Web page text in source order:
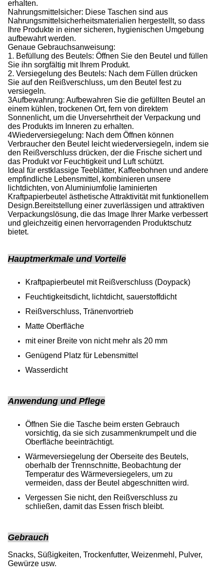
erhalten.
Nahrungsmittelsicher: Diese Taschen sind aus
Nahrungsmittelsicherheitsmaterialien hergestellt, so dass
Ihre Produkte in einer sicheren, hygienischen Umgebung
aufbewahrt werden.
Genaue Gebrauchsanweisung:
1. Befüllung des Beutels: Öffnen Sie den Beutel und füllen
Sie ihn sorgfältig mit Ihrem Produkt.
2. Versiegelung des Beutels: Nach dem Füllen drücken
Sie auf den Reißverschluss, um den Beutel fest zu
versiegeln.
3Aufbewahrung: Aufbewahren Sie die gefüllten Beutel an
einem kühlen, trockenen Ort, fern von direktem
Sonnenlicht, um die Unversehrtheit der Verpackung und
des Produkts im Inneren zu erhalten.
4Wiederversiegelung: Nach dem Öffnen können
Verbraucher den Beutel leicht wiederversiegeln, indem sie
den Reißverschluss drücken, der die Frische sichert und
das Produkt vor Feuchtigkeit und Luft schützt.
Ideal für erstklassige Teeblätter, Kaffeebohnen und andere
empfindliche Lebensmittel, kombinieren unsere
lichtdichten, von Aluminiumfolie laminierten
Kraftpapierbeutel ästhetische Attraktivität mit funktionellem
Design.Bereitstellung einer zuverlässigen und attraktiven
Verpackungslösung, die das Image Ihrer Marke verbessert
und gleichzeitig einen hervorragenden Produktschutz
bietet.
Hauptmerkmale und Vorteile
Kraftpapierbeutel mit Reißverschluss (Doypack)
Feuchtigkeitsdicht, lichtdicht, sauerstoffdicht
Reißverschluss, Tränenvortrieb
Matte Oberfläche
mit einer Breite von nicht mehr als 20 mm
Genügend Platz für Lebensmittel
Wasserdicht
Anwendung und Pflege
Öffnen Sie die Tasche beim ersten Gebrauch
vorsichtig, da sie sich zusammenkrumpelt und die
Oberfläche beeinträchtigt.
Wärmeversiegelung der Oberseite des Beutels,
oberhalb der Trennschnitte, Beobachtung der
Temperatur des Wärmeversiegelers, um zu
vermeiden, dass der Beutel abgeschnitten wird.
Vergessen Sie nicht, den Reißverschluss zu
schließen, damit das Essen frisch bleibt.
Gebrauch
Snacks, Süßigkeiten, Trockenfutter, Weizenmehl, Pulver,
Gewürze usw.